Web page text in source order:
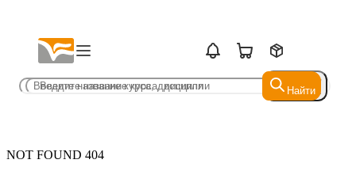
Найти
Найти
NOT FOUND 404